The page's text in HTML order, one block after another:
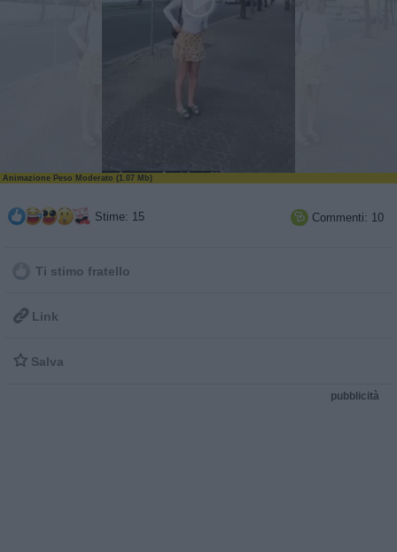
Animazione Peso Moderato (1.07 Mb)
Stime: 15  Commenti: 10
Ti stimo fratello
 Link
 Salva
pubblicità